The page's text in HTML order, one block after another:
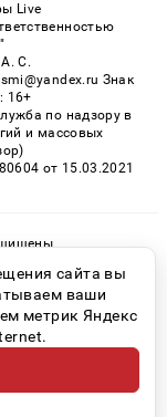
Live
С.
Знак
16+
по надзору в
и массовых
от 15.03.2021
сайта вы
ваши
метрик Яндекс